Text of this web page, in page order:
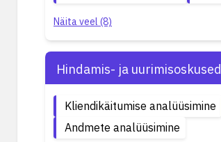
Näita veel (8)
Hindamis- ja uurimisoskused
Kliendikäitumise analüüsimine
Andmete analüüsimine